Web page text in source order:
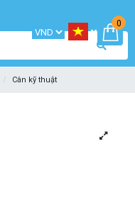
0
Cân kỹ thuật